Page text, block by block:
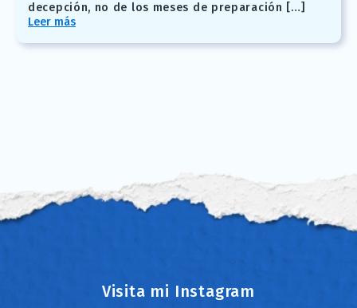
decepción, no de los meses de preparación […]
Leer más
Visita mi Instagram